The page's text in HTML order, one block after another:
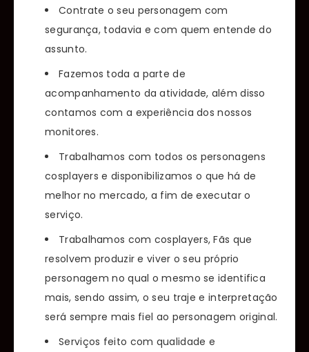
Contrate o seu personagem com
segurança, todavia e com quem entende do
assunto.
Fazemos toda a parte de
acompanhamento da atividade, além disso
contamos com a experiência dos nossos
monitores.
Trabalhamos com todos os personagens
cosplayers e disponibilizamos o que há de
melhor no mercado, a fim de executar o
serviço.
Trabalhamos com cosplayers, Fãs que
resolvem produzir e viver o seu próprio
personagem no qual o mesmo se identifica
mais, sendo assim, o seu traje e interpretação
será sempre mais fiel ao personagem original.
Serviços feito com qualidade e